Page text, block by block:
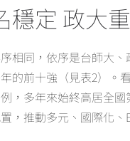
穩定 政大
相同，依序是台師大
的前十強（見表2）。
，多年來始終高居全
，推動多元、國際化